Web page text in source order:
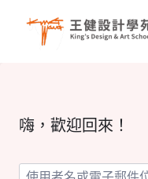
嗨，歡迎回來！